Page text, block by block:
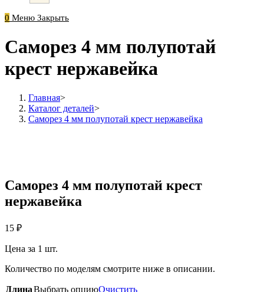
0 Меню Закрыть
Саморез 4 мм полупотай
крест нержавейка
Главная>
Каталог деталей>
Саморез 4 мм полупотай крест нержавейка
Саморез 4 мм полупотай крест
нержавейка
15 ₽
Цена за 1 шт.
Количество по моделям смотрите ниже в описании.
ДлинаВыбрать опциюОчистить